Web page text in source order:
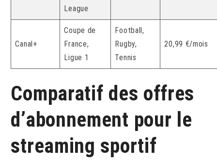
League
Canal+
Coupe de
France,
Ligue 1
Football,
Rugby,
Tennis
20,99 €/mois
Comparatif des offres
d’abonnement pour le
streaming sportif